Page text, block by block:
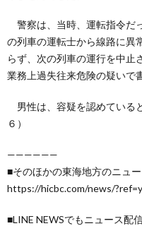
警察は、当時、運転指令だ
の列車の運転士から線路に異
らず、次の列車の運行を中止
業務上過失往来危険の疑いで
男性は、容疑を認めている
６）
——————
■そのほかの東海地方のニュ
https://hicbc.com/news/
■LINE NEWSでもニュース配